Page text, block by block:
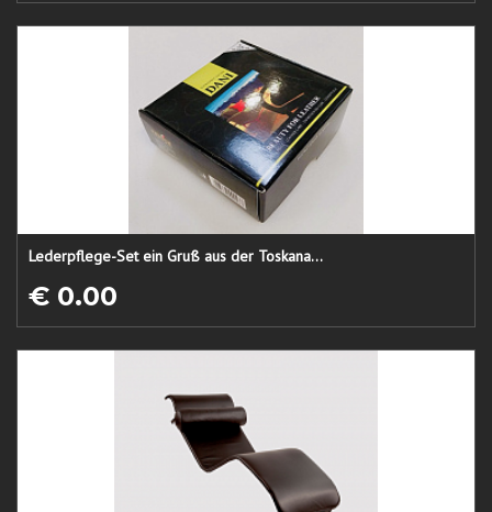
Lederpflege-Set ein Gruß aus der Toskana...
€ 0.00